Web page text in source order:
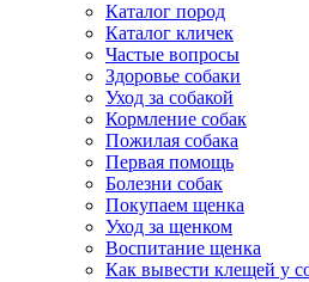
Каталог пород
Каталог кличек
Частые вопросы
Здоровье собаки
Уход за собакой
Кормление собак
Пожилая собака
Первая помощь
Болезни собак
Покупаем щенка
Уход за щенком
Воспитание щенка
Как вывести клещей у